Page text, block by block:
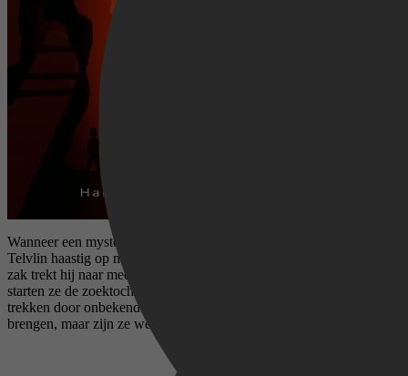
Wanneer een mysterieuze energiebron opraakt, wordt de jonge
Telvlin haastig op missie gestuurd. Met een gecodeerde opdracht op
zak trekt hij naar meester Jitle en zijn trouwe helper Gilpin. Samen
starten ze de zoektocht naar een raadselachtige bibliotheek. Ze
trekken door onbekende gebieden die hen steeds dichterbij hun doel
brengen, maar zijn ze wel goed voorbereid om hun doel te bereiken?